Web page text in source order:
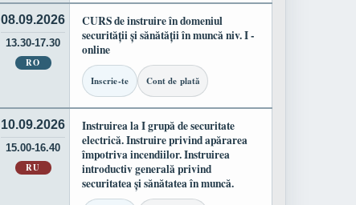
08.09.2026
13.30-17.30
RO
CURS de instruire în domeniul
securității și sănătății în muncă niv. I -
online
Inscrie-te Cont de plată
10.09.2026
15.00-16.40
RU
Instruirea la I grupă de securitate
electrică. Instruire privind apărarea
împotriva incendiilor. Instruirea
introductiv generală privind
securitatea și sănătatea în muncă.